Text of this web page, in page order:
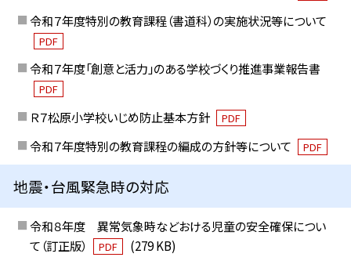
令和７年度特別の教育課程（書道科）の実施状況等について
PDF
令和７年度「創意と活力」のある学校づくり推進事業報告書
PDF
Ｒ７松原小学校いじめ防止基本方針 PDF
令和７年度特別の教育課程の編成の方針等について PDF
地震・台風緊急時の対応
令和８年度 異常気象時などおける児童の安全確保につい
て（訂正版）
PDF (279 KB)